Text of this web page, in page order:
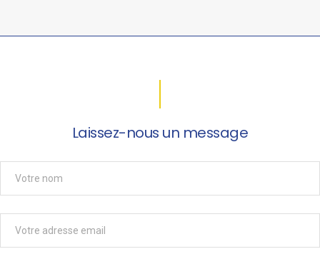
Laissez-nous un message